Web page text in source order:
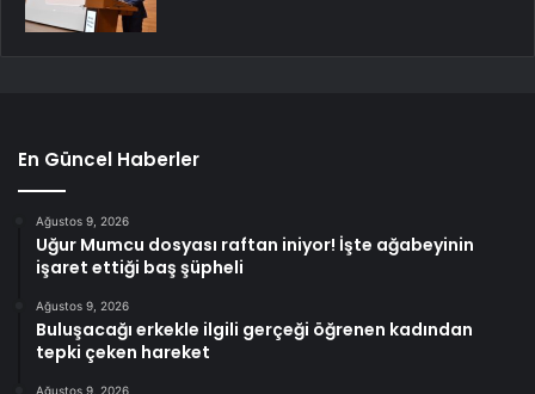
En Güncel Haberler
Ağustos 9, 2026
Uğur Mumcu dosyası raftan iniyor! İşte ağabeyinin
işaret ettiği baş şüpheli
Ağustos 9, 2026
Buluşacağı erkekle ilgili gerçeği öğrenen kadından
tepki çeken hareket
Ağustos 9, 2026